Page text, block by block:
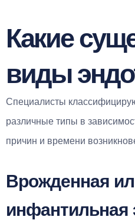
Какие
виды
Специалисты
различные типы в
причин и времени
Врожденная
инфантильная